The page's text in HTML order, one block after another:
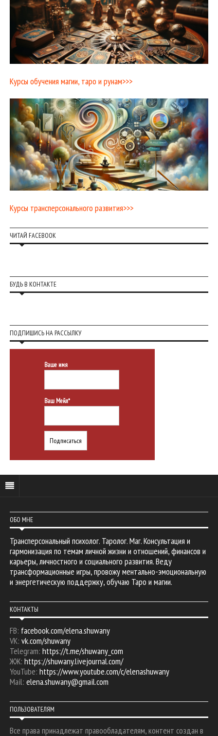
Курсы обучения магии, таро и рунам>>>
Курсы трансперсонального развития>>>
ЧИТАЙ FACEBOOK
БУДЬ В КОНТАКТЕ
ПОДПИШИСЬ НА РАССЫЛКУ
Ваше имя
Ваш Мейл*
ОБО МНЕ
Трансперсональный психолог. Таролог. Маг. Консультация и
гармонизация по темам личной жизни и отношений, финансов и
карьеры, личностного и социального развития. Веду
трансформационные игры, провожу ментально-эмоциональную
и энергетическую поддержку, обучаю Таро и магии.
КОНТАКТЫ
FB: facebook.com/elena.shuwany
VK: vk.com/shuwany
Telegram: https://t.me/shuwany_com
ЖЖ: https://shuwany.livejournal.com/
YouTube: https://www.youtube.com/c/elenashuwany
Mail: elena.shuwany@gmail.com
ПОЛЬЗОВАТЕЛЯМ
Все права принадлежат правообладателям, контент создан в